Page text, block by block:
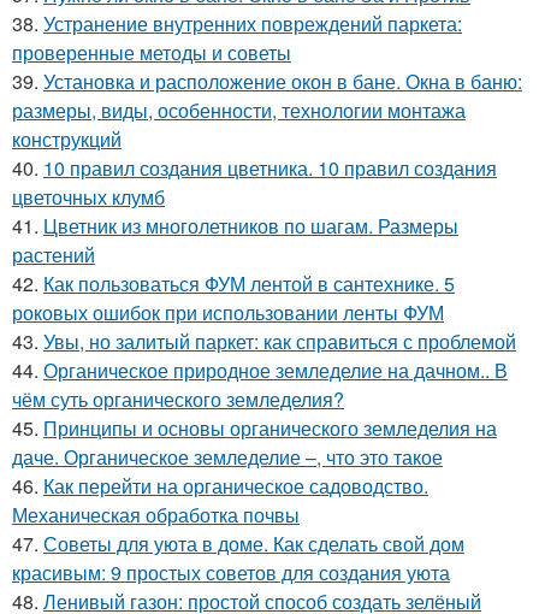
38. Устранение внутренних повреждений паркета:
проверенные методы и советы
39. Установка и расположение окон в бане. Окна в баню:
размеры, виды, особенности, технологии монтажа
конструкций
40. 10 правил создания цветника. 10 правил создания
цветочных клумб
41. Цветник из многолетников по шагам. Размеры
растений
42. Как пользоваться ФУМ лентой в сантехнике. 5
роковых ошибок при использовании ленты ФУМ
43. Увы, но залитый паркет: как справиться с проблемой
44. Органическое природное земледелие на дачном.. В
чём суть органического земледелия?
45. Принципы и основы органического земледелия на
даче. Органическое земледелие –, что это такое
46. Как перейти на органическое садоводство.
Механическая обработка почвы
47. Советы для уюта в доме. Как сделать свой дом
красивым: 9 простых советов для создания уюта
48. Ленивый газон: простой способ создать зелёный